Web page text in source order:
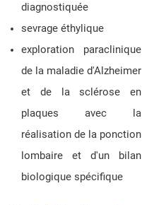
diagnostiquée
sevrage éthylique
exploration paraclinique
de la maladie d'Alzheimer
et de la sclérose en
plaques avec la
réalisation de la ponction
lombaire et d'un bilan
biologique spécifique